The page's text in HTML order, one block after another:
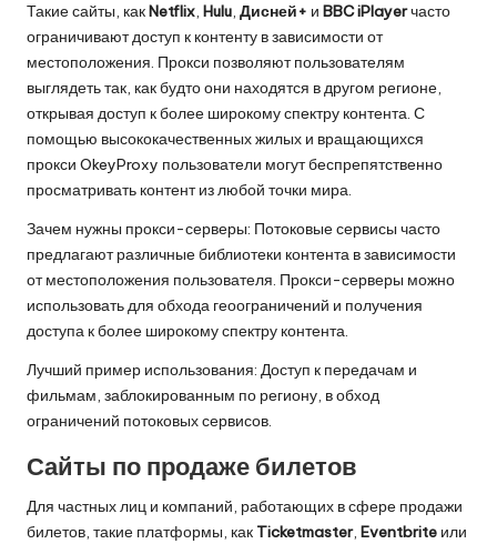
Такие сайты, какNetflix, Hulu, Дисней+ и BBC iPlayerчасто
ограничивают доступ к контенту в зависимости от
местоположения. Прокси позволяют пользователям
выглядеть так, как будто они находятся в другом регионе,
открывая доступ к более широкому спектру контента. С
помощью высококачественных жилых и вращающихся
прокси OkeyProxy пользователи могут беспрепятственно
просматривать контент из любой точки мира.
Зачем нужны прокси-серверы: Потоковые сервисы часто
предлагают различные библиотеки контента в зависимости
от местоположения пользователя. Прокси-серверы можно
использовать для обхода геоограничений и получения
доступа к более широкому спектру контента.
Лучший пример использования: Доступ к передачам и
фильмам, заблокированным по региону, в обход
ограничений потоковых сервисов.
Сайты по продаже билетов
Для частных лиц и компаний, работающих в сфере продажи
билетов, такие платформы, как Ticketmaster, Eventbrite или